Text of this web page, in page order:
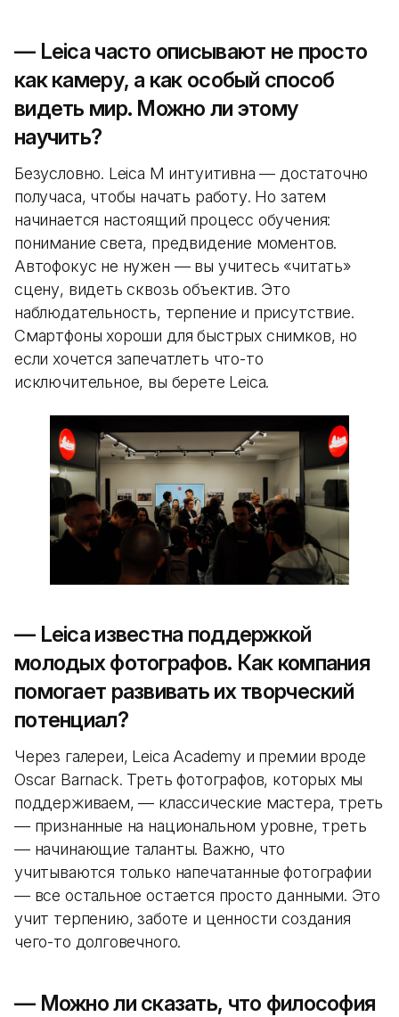
— Leica часто описывают не просто
как камеру, а как особый способ
видеть мир. Можно ли этому
научить?
Безусловно. Leica M интуитивна — достаточно
получаса, чтобы начать работу. Но затем
начинается настоящий процесс обучения:
понимание света, предвидение моментов.
Автофокус не нужен — вы учитесь «читать»
сцену, видеть сквозь объектив. Это
наблюдательность, терпение и присутствие.
Смартфоны хороши для быстрых снимков, но
если хочется запечатлеть что-то
исключительное, вы берете Leica.
— Leica известна поддержкой
молодых фотографов. Как компания
помогает развивать их творческий
потенциал?
Через галереи, Leica Academy и премии вроде
Oscar Barnack. Треть фотографов, которых мы
поддерживаем, — классические мастера, треть
— признанные на национальном уровне, треть
— начинающие таланты. Важно, что
учитываются только напечатанные фотографии
— все остальное остается просто данными. Это
учит терпению, заботе и ценности создания
чего-то долговечного.
— Можно ли сказать, что философия